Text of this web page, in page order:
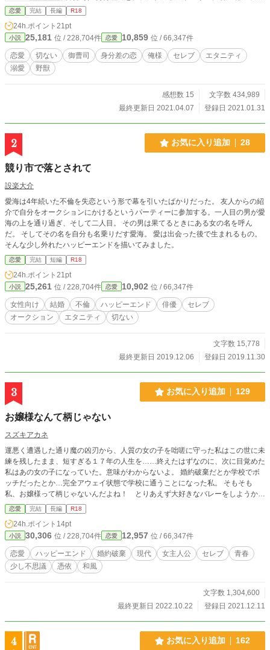
デレラになるまで 第二部 シンデレラになった後 シンデレラ
はそれがゴールではない。その後も、人生は続いてい
く。。。 【3/26 番外編、始めました！】 『新しい常務がや
って来た！！』 1 ー広岡広史の場合ー、 2 ー三井えみりの
場合ー 『榊家の休日』 ※登場する団体名、組織名等は、すべ
て架空のものです。 ※表紙は、かんたん表紙メーカーを使用
恋愛 完結 長編 R18
24h.ポイント 21pt
小説 25,181 位 / 228,704件 恋愛 10,859 位 / 66,347件
恋愛 切ない 御曹司 身分差の恋 俺様 セレブ
エタニティ
溺愛
野獣
感想数 15
文字数 434,989
最終更新日 2021.04.07
登録日 2021.01.31
2 お気に入り追加 28
競り市で落とされて
設楽大介
愛海は4年続いた不倫を失恋という形で幕を引いたばかりだった。 友人からの紹
介で自分をオークションにかけるというパーティーに参加する。一人目の男が愛
海の上を通り過ぎ、そして二人目。 その男は果てるときにある女の名を呼ん
だ。 そしてその名を自分も名乗りだす愛海。 愛は出会った後で生まれるもの。
そんな少し外れたハッピーエンドを描いてみました。
恋愛 完結 短編 R18
24h.ポイント 21pt
小説 25,261 位 / 228,704件 恋愛 10,902 位 / 66,347件
女性向け 結婚 不倫 ハッピーエンド 俳優
セレブ
オークション
エタニティ 切ない
文字数 15,778
最終更新日 2019.12.06
登録日 2019.11.30
3 お気に入り追加 129
お嬢様なんて柄じゃない
スズキアカネ
運悪く遭遇した通り魔の凶刃から、人質の女の子を咄嗟に守った私はこの世に未
練を残したまま、短すぎる１７年の人生を……終えたはずなのに、次に目覚めた
私はあの女の子になっていた。意味がわからないよ。 婚約破棄だとか学校でボ
ッチだったとか…完全アウェイ状態で学校に通うことになった私。 そもそも
私、お嬢様って柄じゃないんだよね！ とりあえず大好きなバレーをしようか
な！ 彼女に身体を返すその時まで、私は私らしく生きる！ 命や夢や希望を奪
われた少女は、他人の身体でどう生きるか。彼女はどんな選択をするか。 ※
個人サイト・小説家になろう・カクヨムでも投稿しております。 著作権は放棄
しておりません。無断転載は禁止です。Do not repost.
恋愛 完結 長編 R18
24h.ポイント 14pt
小説 30,306 位 / 228,704件 恋愛 12,957 位 / 66,347件
恋愛 ハッピーエンド 婚約破棄 現代 女主人公 セレブ
青春
少し不思議
憑依 和風
文字数 1,304,600
最終更新日 2022.10.22
登録日 2021.12.11
4 お気に入り追加 162